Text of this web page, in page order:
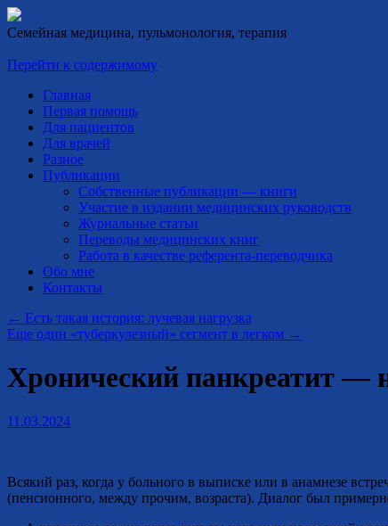
Семейная медицина, пульмонология, терапия
Перейти к содержимому
Главная
Первая помощь
Для пациентов
Для врачей
Разное
Публикации
Собственные публикации — книги
Участие в издании медицинских руководств
Журнальные статьи
Переводы медицинских книг
Работа в качестве референта-переводчика
Обо мне
Контакты
← Есть такая история: лучевая нагрузка
Еще один «туберкулезный» сегмент в легком →
Хронический панкреатит —
11.03.2024
Всякий раз, когда у больного в выписке или в анамнезе
(пенсионного, между прочим, возраста). Диалог был